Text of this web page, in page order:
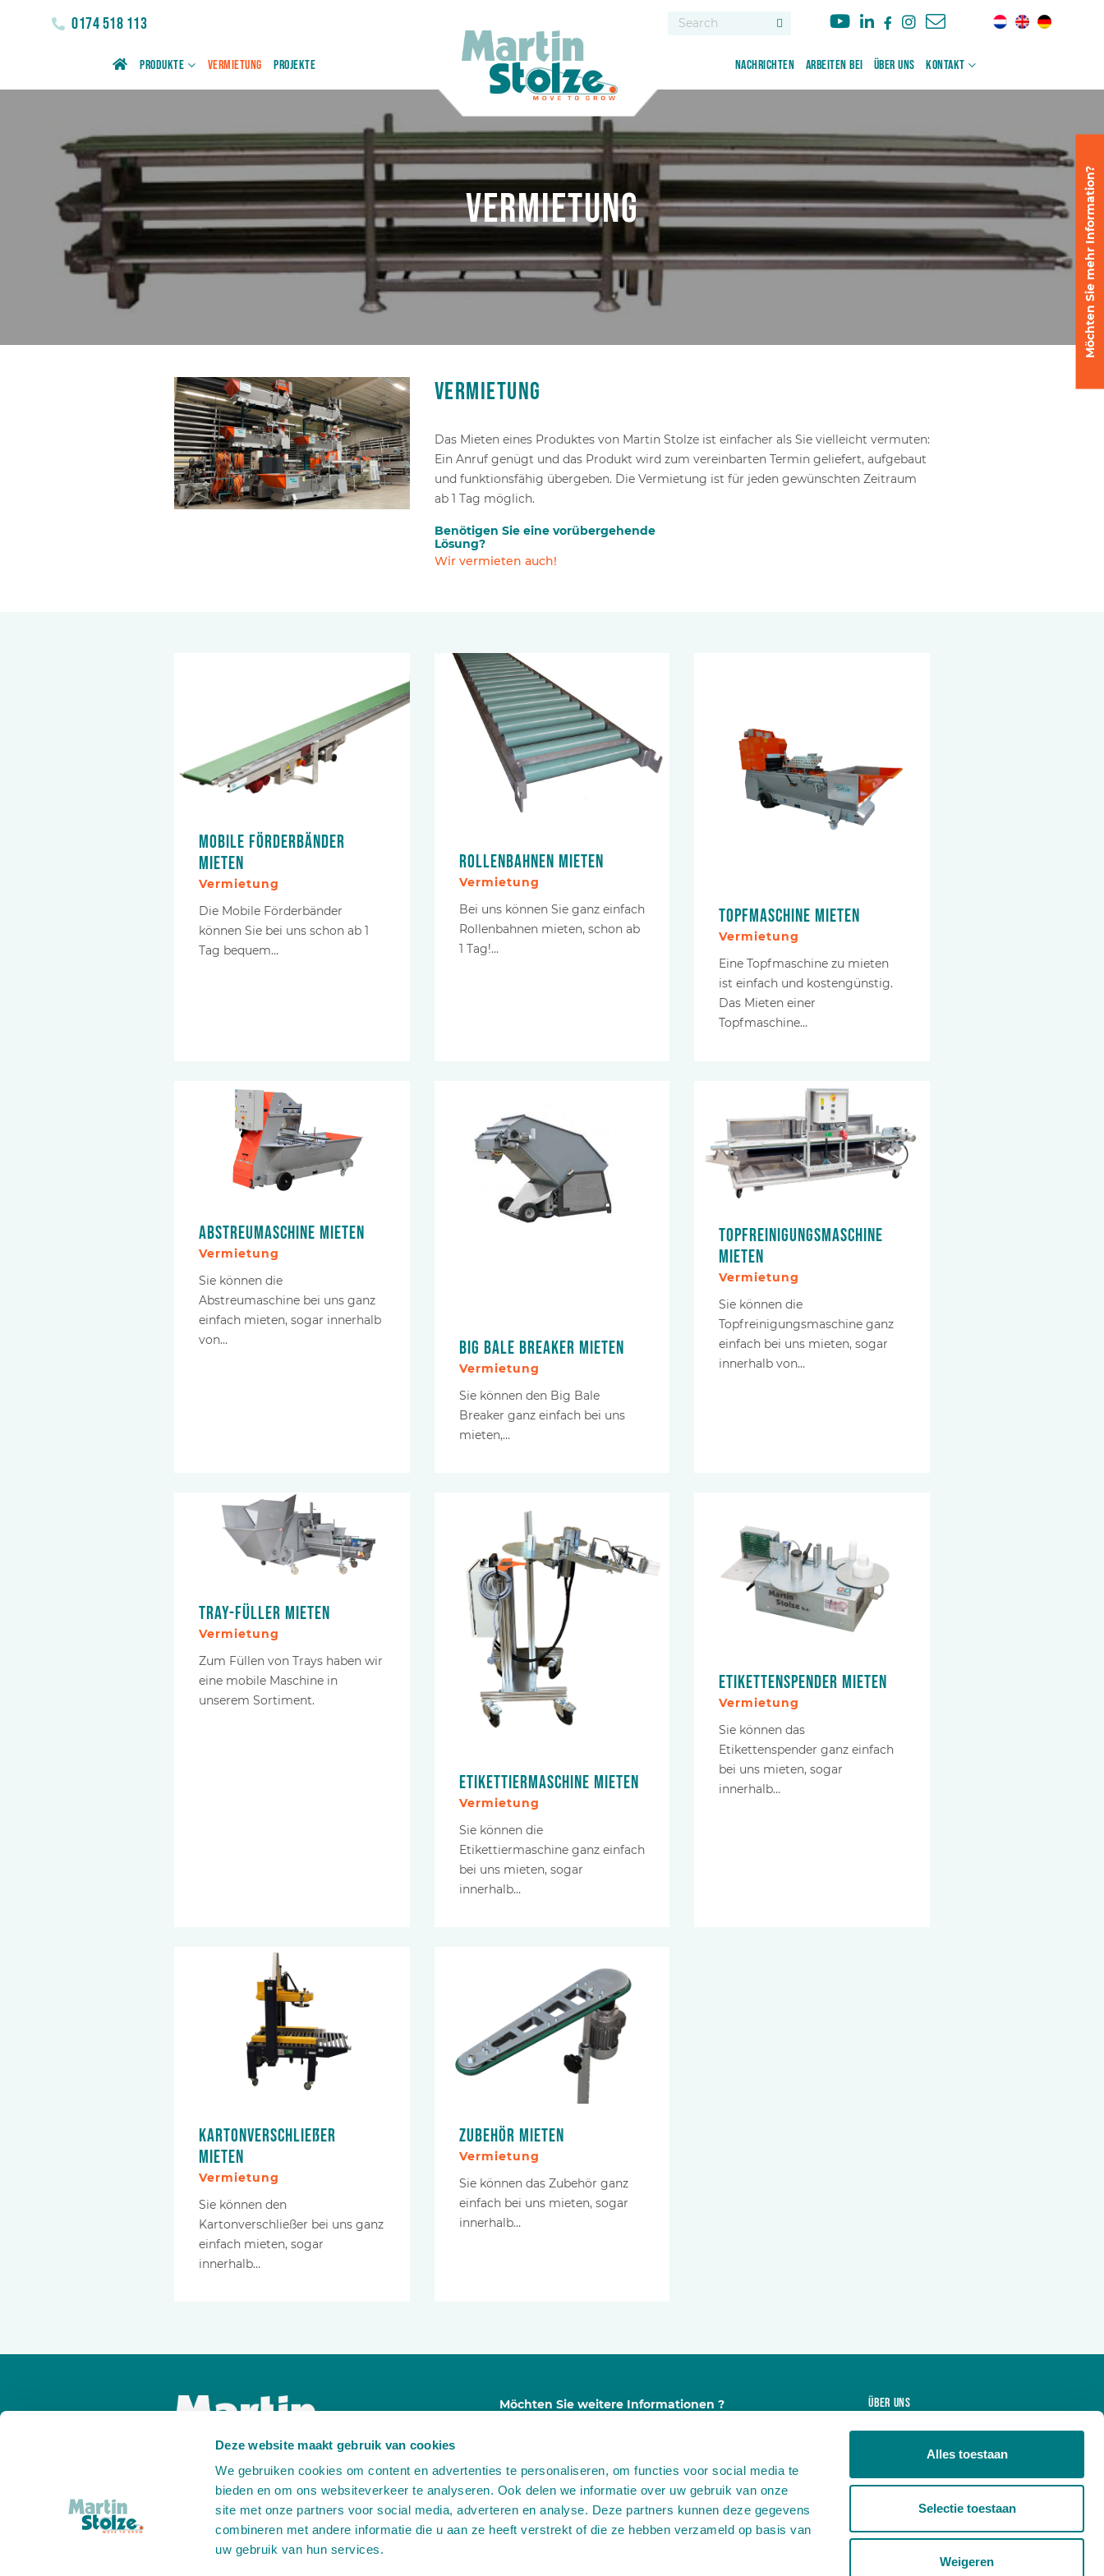
Deze website maakt gebruik van cookies
We gebruiken cookies om content en advertenties te personaliseren, om functies voor social media te
bieden en om ons websiteverkeer te analyseren. Ook delen we informatie over uw gebruik van onze
site met onze partners voor social media, adverteren en analyse. Deze partners kunnen deze gegevens
combineren met andere informatie die u aan ze heeft verstrekt of die ze hebben verzameld op basis van
uw gebruik van hun services.
Alles toestaan
Selectie toestaan
Weigeren
0174 518 113
Produkte Vermietung Projekte Nachrichten Arbeiten bei Über uns Kontakt
Vermietung
Vermietung
Das Mieten eines Produktes von Martin Stolze ist einfacher als Sie vielleicht vermuten:
Ein Anruf genügt und das Produkt wird zum vereinbarten Termin geliefert, aufgebaut
und funktionsfähig übergeben. Die Vermietung ist für jeden gewünschten Zeitraum
ab 1 Tag möglich.
Benötigen Sie eine vorübergehende
Lösung?
Wir vermieten auch!
Mobile Förderbänder
mieten
Vermietung
Die Mobile Förderbänder
können Sie bei uns schon ab 1
Tag bequem…
Rollenbahnen mieten
Vermietung
Bei uns können Sie ganz einfach
Rollenbahnen mieten, schon ab
1 Tag!…
Topfmaschine mieten
Vermietung
Eine Topfmaschine zu mieten
ist einfach und kostengünstig.
Das Mieten einer
Topfmaschine…
Abstreumaschine mieten
Vermietung
Sie können die
Abstreumaschine bei uns ganz
einfach mieten, sogar innerhalb
von…
Big Bale Breaker mieten
Vermietung
Sie können den Big Bale
Breaker ganz einfach bei uns
mieten,…
Topfreinigungsmaschine
mieten
Vermietung
Sie können die
Topfreinigungsmaschine ganz
einfach bei uns mieten, sogar
innerhalb von…
Tray-Füller mieten
Vermietung
Zum Füllen von Trays haben wir
eine mobile Maschine in
unserem Sortiment.
Etikettiermaschine mieten
Vermietung
Sie können die
Etikettiermaschine ganz einfach
bei uns mieten, sogar
innerhalb…
Etikettenspender mieten
Vermietung
Sie können das
Etikettenspender ganz einfach
bei uns mieten, sogar
innerhalb…
Kartonverschließer
mieten
Vermietung
Sie können den
Kartonverschließer bei uns ganz
einfach mieten, sogar
innerhalb…
Zubehör mieten
Vermietung
Sie können das Zubehör ganz
einfach bei uns mieten, sogar
innerhalb…
Möchten Sie mehr Information?
Möchten Sie weitere Informationen ?
ALeemidden 6
2678 ME De Lier
T+31 (0)174 518 113
Einfo@martinstolze.nl
Über uns
Projekte
Nachrichten
Arbeiten bei
Kontakt